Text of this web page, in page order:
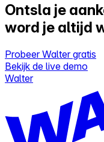
Ontsla je
word je altijd
Probeer Walter gratis
Bekijk de live demo
Walter